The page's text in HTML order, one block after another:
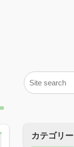
カテゴリー